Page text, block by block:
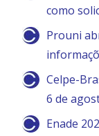
como
Prouni
Celpe-
6 de
Enade